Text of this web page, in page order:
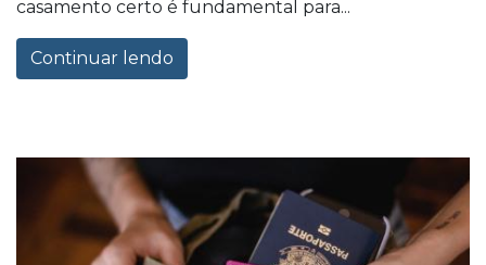
casamento certo é fundamental para...
Continuar lendo